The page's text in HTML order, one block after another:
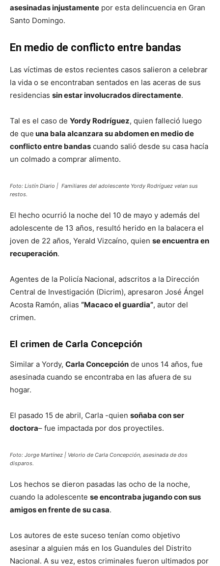
asesinadas injustamente por esta delincuencia en Gran
Santo Domingo.
En medio de conflicto entre bandas
Las víctimas de estos recientes casos salieron a celebrar
la vida o se encontraban sentados en las aceras de sus
residencias sin estar involucrados directamente.
Tal es el caso de Yordy Rodríguez, quien falleció luego
de que una bala alcanzara su abdomen en medio de
conflicto entre bandas cuando salió desde su casa hacía
un colmado a comprar alimento.
Foto: Listín Diario | Familiares del adolescente Yordy Rodríguez velan sus
restos.
El hecho ocurrió la noche del 10 de mayo y además del
adolescente de 13 años, resultó herido en la balacera el
joven de 22 años, Yerald Vizcaíno, quien se encuentra en
recuperación.
Agentes de la Policía Nacional, adscritos a la Dirección
Central de Investigación (Dicrim), apresaron José Ángel
Acosta Ramón, alias “Macaco el guardia”, autor del
crimen.
El crimen de Carla Concepción
Similar a Yordy, Carla Concepción de unos 14 años, fue
asesinada cuando se encontraba en las afuera de su
hogar.
El pasado 15 de abril, Carla -quien soñaba con ser
doctora– fue impactada por dos proyectiles.
Foto: Jorge Martínez | Velorio de Carla Concepción, asesinada de dos
disparos.
Los hechos se dieron pasadas las ocho de la noche,
cuando la adolescente se encontraba jugando con sus
amigos en frente de su casa.
Los autores de este suceso tenían como objetivo
asesinar a alguien más en los Guandules del Distrito
Nacional. A su vez, estos criminales fueron ultimados por